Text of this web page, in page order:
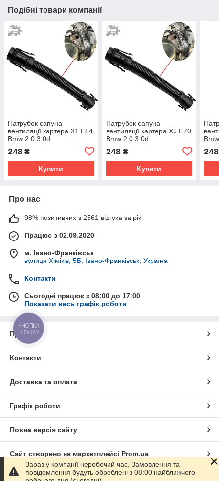
Подібні товари компанії
Патрубок сапуна
вентиляції картера X1 E84
Bmw 2.0 3.0d
13717810772 7810772
248 ₴
Купити
Патрубок сапуна
вентиляції картера X5 E70
Bmw 2.0 3.0d
13717810772 7810772
248₴
Купити
248
Про нас
98% позитивних з 2561 відгука за рік
Працює з 02.09.2020
м. Івано-Франківськ
вулиця Хіміків, 5Б, Івано-Франківськ, Україна
Контакти
Сьогодні працює з 08:00 до 17:00
Показати весь графік роботи
Про нас
Контакти
Доставка та оплата
Графік роботи
Повна версія сайту
Сайт створено на маркетплейсі Prom.ua
Політика конфіденційності
Зараз у компанії неробочий час. Замовлення та
повідомлення будуть оброблені з 08:00 найближчого
КНОПКА
ЗВ'ЯЗКУ